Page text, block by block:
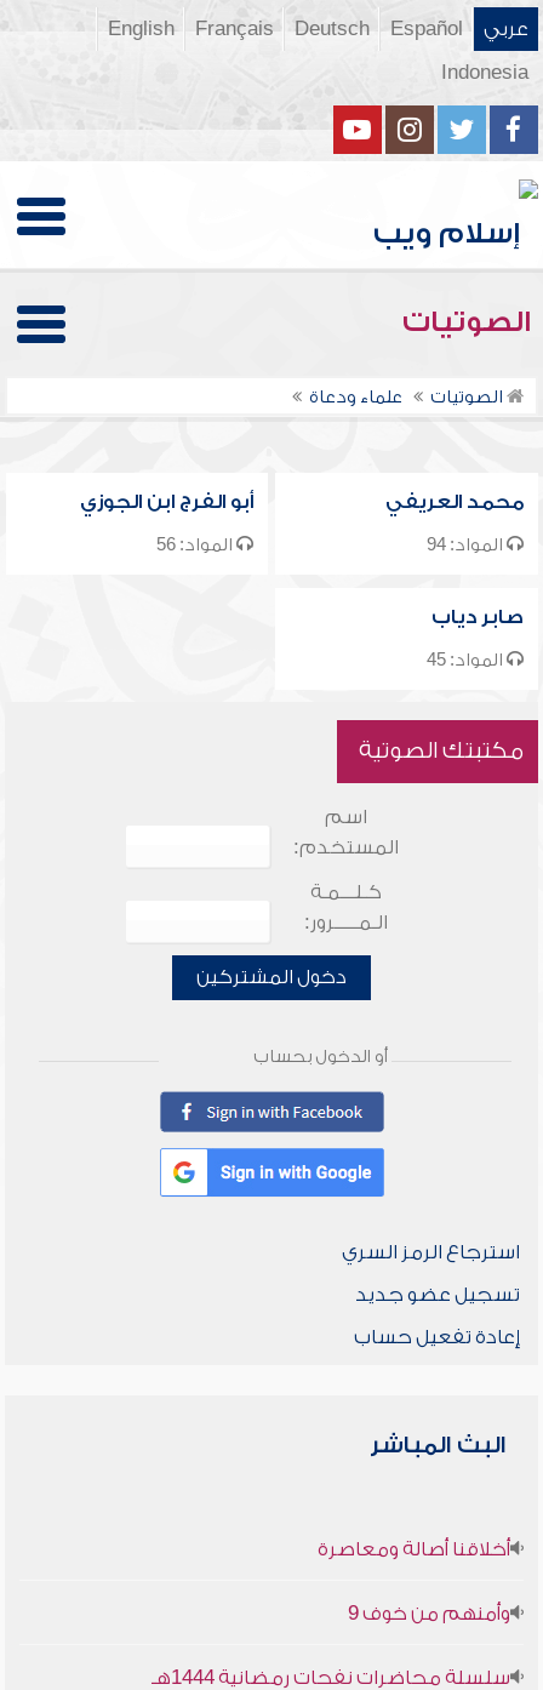
عربي Español
Deutsch
Français
English
Indonesia
الصوتيات
الصوتيات علماء ودعاة
محمد العريفي
المواد: 94
أبو الفرج ابن الجوزي
المواد: 56
صابر دياب
المواد: 45
مكتبتك الصوتية
اسم
المستخدم:
كـلـــمـة
الـمـــــرور:
دخول المشتركين
أو الدخول بحساب
استرجاع الرمز السري
تسجيل عضو جديد
إعادة تفعيل حساب
البث المباشر
أخلاقنا أصالة ومعاصرة
وأمنهم من خوف 9
سلسلة محاضرات نفحات رمضانية 1444هـ